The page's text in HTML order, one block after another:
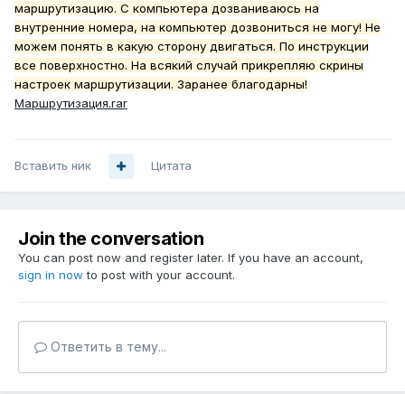
маршрутизацию. С компьютера дозваниваюсь на
внутренние номера, на компьютер дозвониться не могу! Не
можем понять в какую сторону двигаться. По инструкции
все поверхностно. На всякий случай прикрепляю скрины
настроек маршрутизации. Заранее благодарны!
Маршрутизация.rar
Вставить ник Цитата
Join the conversation
You can post now and register later. If you have an account,
sign in now to post with your account.
Ответить в тему...